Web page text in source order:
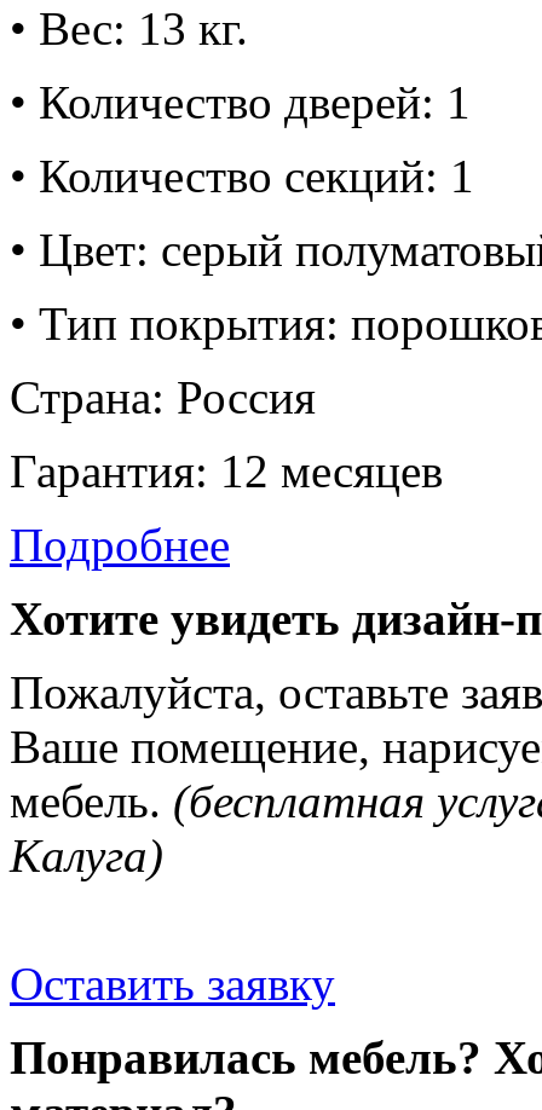
• Вес: 13 кг.
• Количество дверей: 1
• Количество секций: 1
• Цвет: серый
• Тип покрытия:
Страна: Россия
Гарантия: 12 месяцев
Подробнее
Хотите увидеть дизайн-
Пожалуйста, оставьте
Ваше помещение,
мебель. (бесплатная
Калуга)
Оставить заявку
Понравилась мебель?